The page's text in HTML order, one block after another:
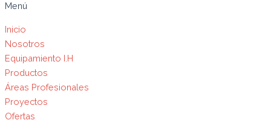
Menú
Inicio
Nosotros
Equipamiento I.H
Productos
Áreas Profesionales
Proyectos
Ofertas